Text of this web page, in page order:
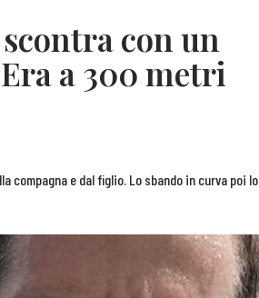
scontra con un
a 300 metri
compagna e dal figlio. Lo sbando in curva poi lo